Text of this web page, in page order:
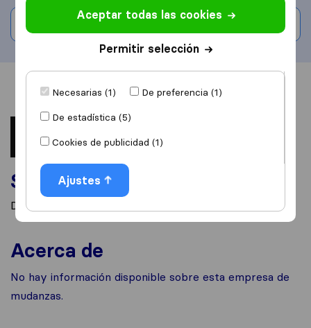
Escribe una valoración
Información Valoraciones
Servicios
Desconocido
Acerca de
No hay información disponible sobre esta empresa de
mudanzas.
Aceptar todas las cookies
Permitir selección
Necesarias (1)
De preferencia (1)
De estadística (5)
Cookies de publicidad (1)
Ajustes